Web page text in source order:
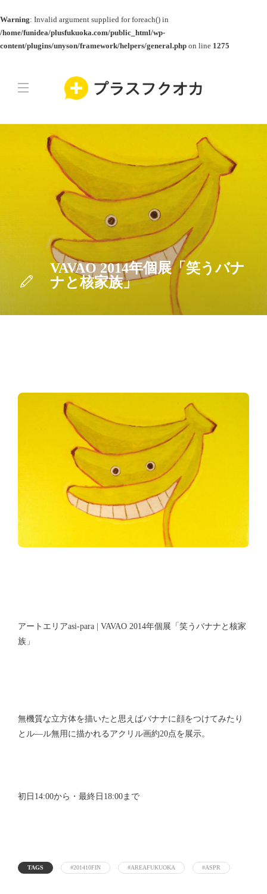
Warning: Invalid argument supplied for foreach() in
/home/funidea/plusfukuoka.com/public_html/wp-
content/plugins/unyson/framework/helpers/general.php on line 1275
VAVAO 2014年個展「笑うバナ
ナと核家族」
アートエリアasi-para | VAVAO 2014年個展「笑うバナナと核家
族」
無機質な立方体を描いたと思えばバナナに顔をつけてみたり
とル―ル無用に描かれるアクリル画約20点を展示。
初日14:00から・最終日18:00まで
TAGS #201410FIN #AREAFUKUOKA #ASPR